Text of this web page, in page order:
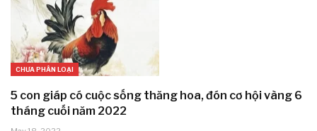
CHƯA PHÂN LOẠI
5 con giáp có cuộc sống thăng hoa, đón cơ hội vàng 6
tháng cuối năm 2022